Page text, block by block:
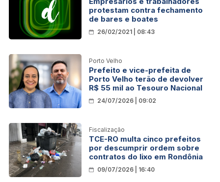
protestam contra fechamento
de bares e boates
26/02/2021 | 08:43
Porto Velho
Prefeito e vice-prefeita de
Porto Velho terão de devolver
R$ 55 mil ao Tesouro Nacional
24/07/2026 | 09:02
Fiscalização
TCE-RO multa cinco prefeitos
por descumprir ordem sobre
contratos do lixo em Rondônia
09/07/2026 | 16:40